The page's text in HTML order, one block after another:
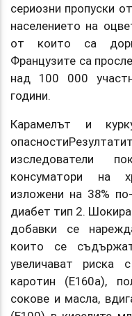
сериозни пропуски
населението на
от които са
Французите са
над 100 000
години.
Карамелът и
изследователи
консуматори на
изложени на 38%
диабет тип 2.
добавки се
които се
увеличават риска
каротин (E160a),
сокове и масла,